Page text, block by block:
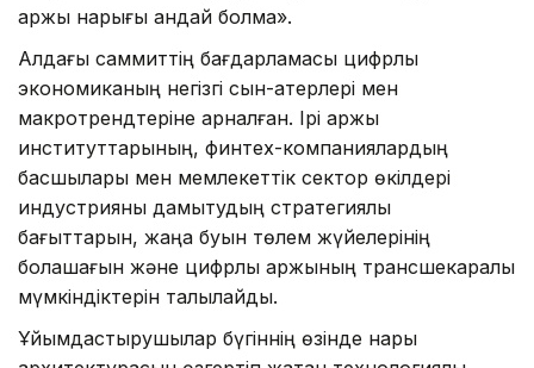
қаржы нарығы қандай болмақ».
Алдағы саммиттің бағдарламасы цифрлық
экономиканың негізгі сын-қатерлері мен
макротрендтеріне арналған. Ірі қаржы
институттарының, финтех-компаниялардың
басшылары мен мемлекеттік сектор өкілдері
индустрияны дамытудың стратегиялық
бағыттарын, жаңа буын төлем жүйелерінің
болашағын және цифрлық қаржының трансшекаралық
мүмкіндіктерін талқылайды.
Ұйымдастырушылар бүгіннің өзінде нарық